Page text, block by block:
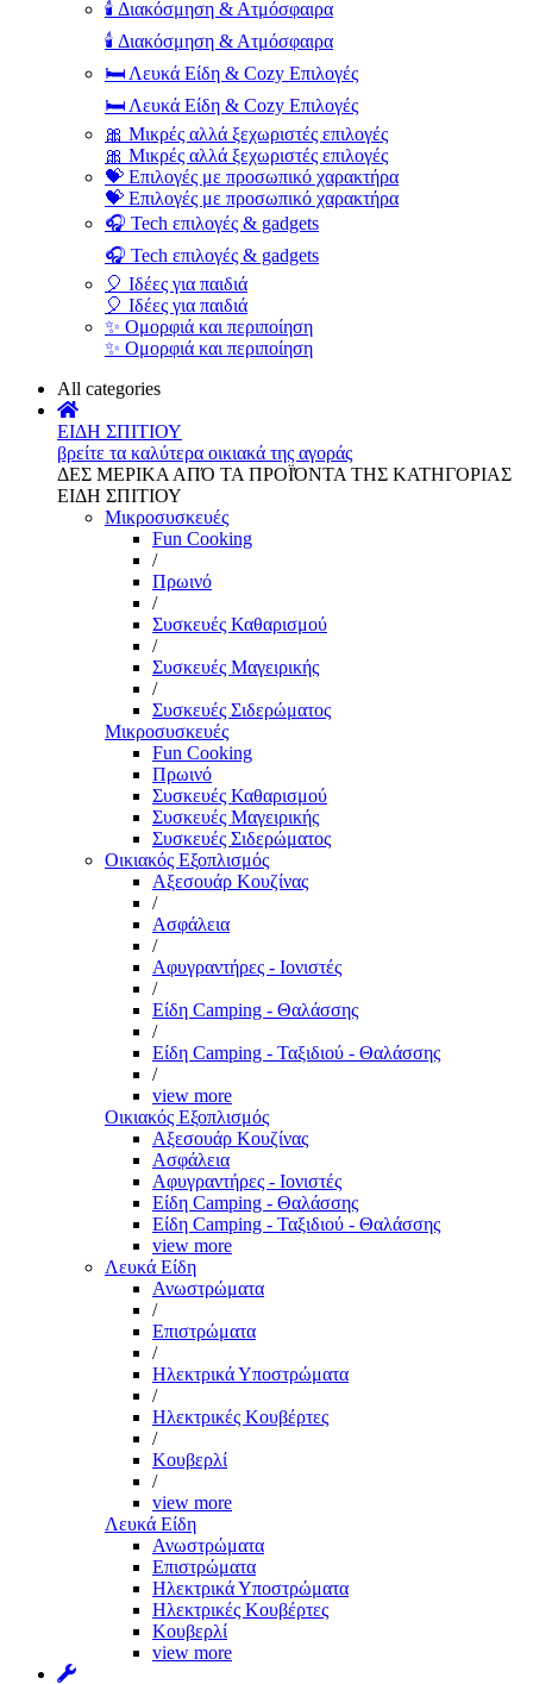
🕯️ Διακόσμηση & Ατμόσφαιρα
🕯️ Διακόσμηση & Ατμόσφαιρα
🛏️ Λευκά Είδη & Cozy Επιλογές
🛏️ Λευκά Είδη & Cozy Επιλογές
🎀 Μικρές αλλά ξεχωριστές επιλογές
🎀 Μικρές αλλά ξεχωριστές επιλογές
💝 Επιλογές με προσωπικό χαρακτήρα
💝 Επιλογές με προσωπικό χαρακτήρα
🎧 Tech επιλογές & gadgets
🎧 Tech επιλογές & gadgets
🎈 Ιδέες για παιδιά
🎈 Ιδέες για παιδιά
✨ Ομορφιά και περιποίηση
✨ Ομορφιά και περιποίηση
All categories
ΕΙΔΗ ΣΠΙΤΙΟΥ
βρείτε τα καλύτερα οικιακά της αγοράς
ΔΕΣ ΜΕΡΙΚΑ ΑΠΌ ΤΑ ΠΡΟΪΌΝΤΑ ΤΗΣ ΚΑΤΗΓΟΡΙΑΣ
ΕΙΔΗ ΣΠΙΤΙΟΥ
Μικροσυσκευές
Fun Cooking
/
Πρωινό
/
Συσκευές Καθαρισμού
/
Συσκευές Μαγειρικής
/
Συσκευές Σιδερώματος
Μικροσυσκευές
Fun Cooking
Πρωινό
Συσκευές Καθαρισμού
Συσκευές Μαγειρικής
Συσκευές Σιδερώματος
Οικιακός Εξοπλισμός
Αξεσουάρ Κουζίνας
/
Ασφάλεια
/
Αφυγραντήρες - Ιονιστές
/
Είδη Camping - Θαλάσσης
/
Είδη Camping - Ταξιδιού - Θαλάσσης
/
view more
Οικιακός Εξοπλισμός
Αξεσουάρ Κουζίνας
Ασφάλεια
Αφυγραντήρες - Ιονιστές
Είδη Camping - Θαλάσσης
Είδη Camping - Ταξιδιού - Θαλάσσης
view more
Λευκά Είδη
Ανωστρώματα
/
Επιστρώματα
/
Ηλεκτρικά Υποστρώματα
/
Ηλεκτρικές Κουβέρτες
/
Κουβερλί
/
view more
Λευκά Είδη
Ανωστρώματα
Επιστρώματα
Ηλεκτρικά Υποστρώματα
Ηλεκτρικές Κουβέρτες
Κουβερλί
view more